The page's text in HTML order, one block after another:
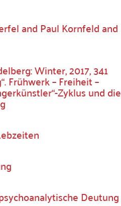
and Paul Kornfeld and
Winter, 2017, 341
Frühwerk – Freiheit –
Zyklus und die
Deutung